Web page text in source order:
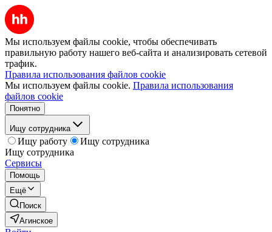
Мы используем файлы cookie, чтобы обеспечивать
правильную работу нашего веб-сайта и анализировать сетевой
трафик.
Правила использования файлов cookie
Мы используем файлы cookie. Правила использования
файлов cookie
Понятно
Ищу сотрудника
Ищу работу
Ищу сотрудника
Ищу сотрудника
Сервисы
Помощь
Ещё
Поиск
Агинское